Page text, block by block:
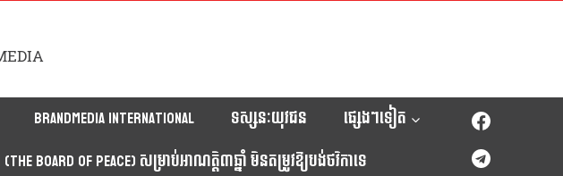
Brandmedia international ទស្សនៈយុវជន
ផ្សេងៗទៀត
Board Of Peace) សម្រាប់អាណត្តិ៣ឆ្នាំ មិនតម្រូវឱ្យបង់ថវិកាទេ